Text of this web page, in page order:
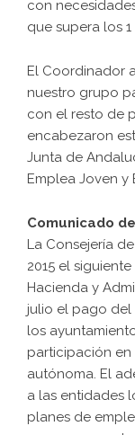
con
que supera los
El Coordinador
nuestro grupo
con el resto de
encabezaron
Junta de
Emplea Joven y
Comunicado
La Consejería
2015 el
Hacienda y
julio el pago
los
participación
autónoma. El
a las entidades
planes de